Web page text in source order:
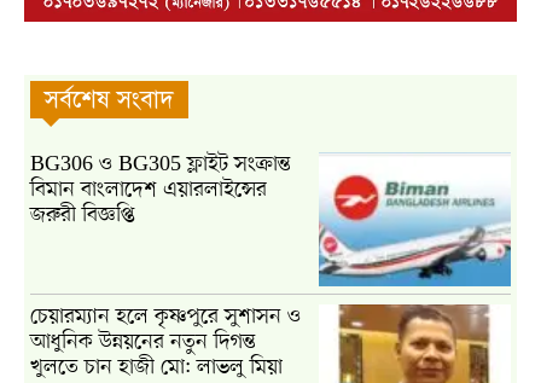
সর্বশেষ সংবাদ
BG306 ও BG305 ফ্লাইট সংক্রান্ত
বিমান বাংলাদেশ এয়ারলাইন্সের
জরুরী বিজ্ঞপ্তি
চেয়ারম্যান হলে কৃষ্ণপুরে সুশাসন ও
আধুনিক উন্নয়নের নতুন দিগন্ত
খুলতে চান হাজী মো: লাভলু মিয়া